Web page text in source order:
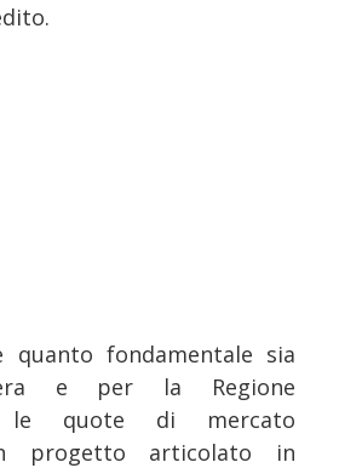
quanto fondamentale sia
e per la Regione
le quote di mercato
progetto articolato in